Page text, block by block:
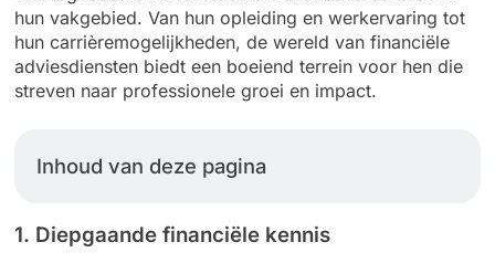
hun vakgebied. Van hun opleiding en werkervaring tot
hun carrièremogelijkheden, de wereld van financiële
adviesdiensten biedt een boeiend terrein voor hen die
streven naar professionele groei en impact.
Inhoud van deze pagina
1. Diepgaande financiële kennis